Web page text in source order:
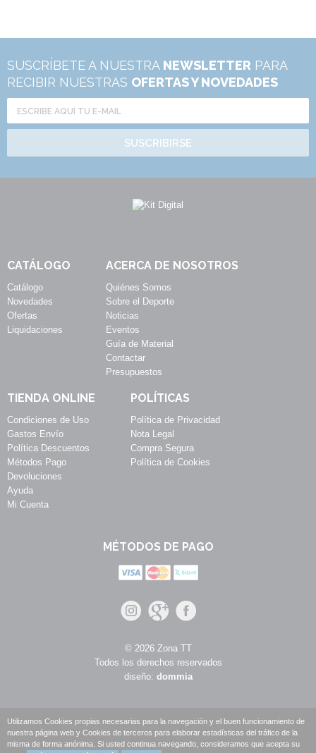
SUSCRÍBETE A NUESTRA NEWSLETTER PARA
RECIBIR NUESTRAS OFERTAS Y NOVEDADES
SUSCRIBIRSE
CATÁLOGO
Catálogo
Novedades
Ofertas
Liquidaciones
ACERCA DE NOSOTROS
Quiénes Somos
Sobre el Deporte
Noticias
Eventos
Guía de Material
Contactar
Presupuestos
TIENDA ONLINE
Condiciones de Uso
Gastos Envío
Política Descuentos
Métodos Pago
Devoluciones
Ayuda
Mi Cuenta
POLÍTICAS
Política de Privacidad
Nota Legal
Compra Segura
Política de Cookies
MÉTODOS DE PAGO
© 2026 Zona TT
Todos los derechos reservados
diseño: dommia
Utilizamos Cookies propias necesarias para la navegación y el buen funcionamiento de
nuestra página web y Cookies de terceros para elaborar estadísticas del tráfico de la
misma de forma anónima. Si usted continua navegando, consideramos que acepta su